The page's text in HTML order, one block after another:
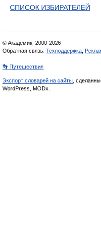
СПИСОК ИЗБИРАТЕЛЕЙ
© Академик, 2000-2026
Обратная связь: Техподдержка
👣 Путешествия
Экспорт словарей на сайты ,
WordPress, MODx.